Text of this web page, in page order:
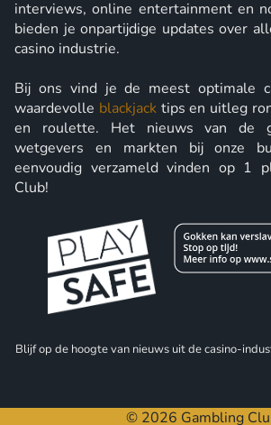
interviews, online entertainment en
bieden je onpartijdige updates over
casino industrie.
Bij ons vind je de meest optimale
waardevolle blackjacktips en uitleg
en roulette. Het nieuws van de
wetgevers en markten bij onze
eenvoudig verzameld vinden op 1
Club!
Blijf op de hoogte van nieuws uit de casino-
© 2026 Gambling